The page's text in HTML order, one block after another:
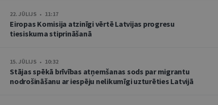
22. JŪLIJS • 11:17
Eiropas Komisija atzinīgi vērtē Latvijas progresu
tiesiskuma stiprināšanā
15. JŪLIJS • 10:32
Stājas spēkā brīvības atņemšanas sods par migrantu
nodrošināšanu ar iespēju nelikumīgi uzturēties Latvijā